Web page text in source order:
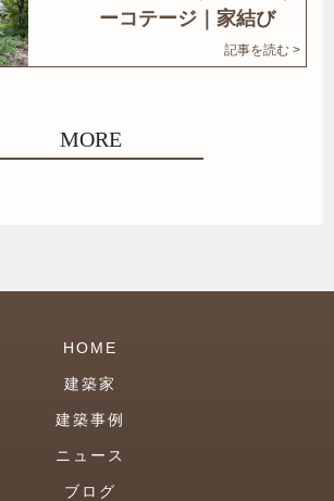
ーコテージ｜家結び
記事を読む >
MORE
HOME
建築家
建築事例
ニュース
ブログ